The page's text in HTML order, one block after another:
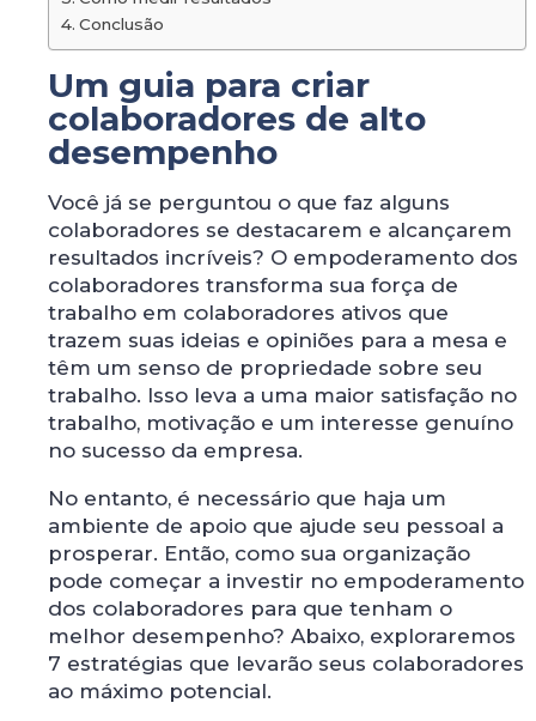
Conclusão
Um guia para criar
colaboradores de alto
desempenho
Você já se perguntou o que faz alguns
colaboradores se destacarem e alcançarem
resultados incríveis? O empoderamento dos
colaboradores transforma sua força de
trabalho em colaboradores ativos que
trazem suas ideias e opiniões para a mesa e
têm um senso de propriedade sobre seu
trabalho. Isso leva a uma maior satisfação no
trabalho, motivação e um interesse genuíno
no sucesso da empresa.
No entanto, é necessário que haja um
ambiente de apoio que ajude seu pessoal a
prosperar. Então, como sua organização
pode começar a investir no empoderamento
dos colaboradores para que tenham o
melhor desempenho? Abaixo, exploraremos
7 estratégias que levarão seus colaboradores
ao máximo potencial.